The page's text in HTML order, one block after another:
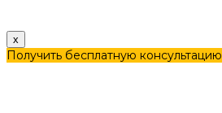
x
Получить бесплатную консультацию